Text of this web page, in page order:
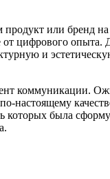
или бренд на
от цифрового
и
коммуникации.
настоящему
которых была